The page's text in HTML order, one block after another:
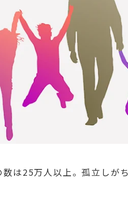
は25万人以上。孤立しが